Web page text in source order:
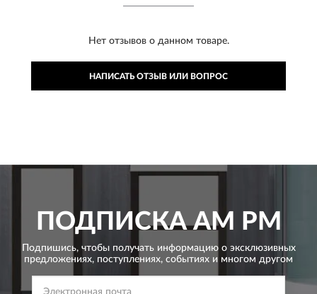
Нет отзывов о данном товаре.
НАПИСАТЬ ОТЗЫВ ИЛИ ВОПРОС
ПОДПИСКАAM PM
Подпишись, чтобы получать информацию о эксклюзивных
предложениях, поступлениях, событиях и многом другом